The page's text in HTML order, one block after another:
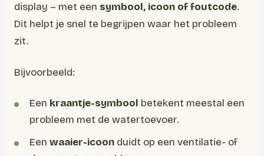
display – met een symbool, icoon of foutcode.
Dit helpt je snel te begrijpen waar het probleem
zit.
Bijvoorbeeld:
Een kraantje-symbool betekent meestal een
probleem met de watertoevoer.
Een waaier-icoon duidt op een ventilatie- of